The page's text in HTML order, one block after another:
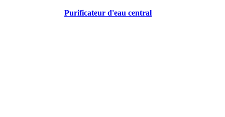
Purificateur d'eau central